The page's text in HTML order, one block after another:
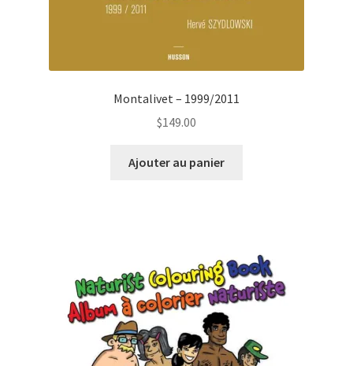
Montalivet – 1999/2011
$149.00
Ajouter au panier